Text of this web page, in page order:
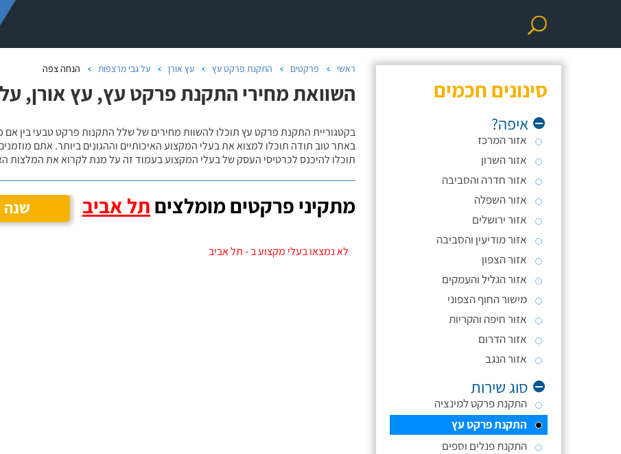
סינונים חכמים
איפה?
אזור המרכז
אזור השרון
אזור חדרה והסביבה
אזור השפלה
אזור ירושלים
אזור מודיעין והסביבה
אזור הצפון
אזור הגליל והעמקים
מישור החוף הצפוני
אזור חיפה והקריות
אזור הדרום
אזור הנגב
סוג שירות
התקנת פרקט למינציה
התקנת פרקט עץ
התקנת פנלים וספים
ראשי פרקטים התקנת פרקט עץ עץ אורן על גבי מרצפות הנחה צפה
השוואת מחירי התקנת פרקט עץ, עץ אורן,
בקטגוריית התקנת פרקט עץ תוכלו להשוות מחירים של שלל התקנות פרקט טבעי בין
באתר טוב תודה תוכלו למצוא את בעלי המקצוע האיכותיים וההגונים ביותר. אתם
תוכלו להיכנס לכרטיסי העסק של בעלי המקצוע בעמוד זה על מנת לקרוא את המלצות
מתקיני פרקטים מומלצים תל אביב שנה
לא נמצאו בעלי מקצוע ב - תל אביב